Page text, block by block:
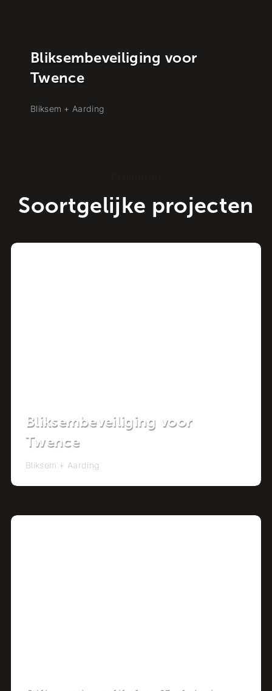
Bliksembeveiliging voor
Twence
Bliksem + Aarding
Soortgelijke projecten
Bliksembeveiliging voor
Twence
Bliksem + Aarding